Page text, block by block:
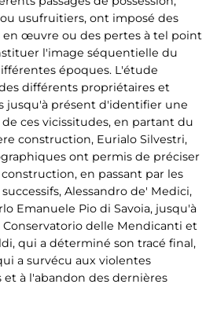
usufruitiers, ont imposé des
en œuvre ou des pertes à tel point
l'image séquentielle du
époques. L'étude
différents propriétaires et
jusqu'à présent d'identifier une
ces vicissitudes, en partant du
construction, Eurialo Silvestri,
ont permis de préciser
en passant par les
Alessandro de' Medici,
Emanuele Pio di Savoia, jusqu'à
delle Mendicanti et
qui a déterminé son tracé final,
a survécu aux violentes
à l'abandon des dernières